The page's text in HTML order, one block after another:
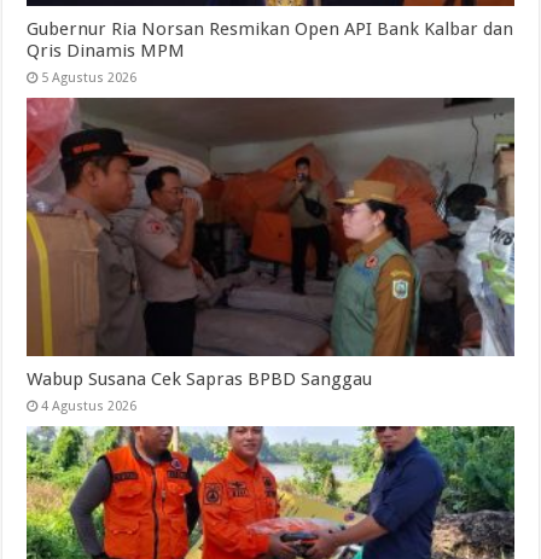
Gubernur Ria Norsan Resmikan Open API Bank Kalbar dan
Qris Dinamis MPM
5 Agustus 2026
Wabup Susana Cek Sapras BPBD Sanggau
4 Agustus 2026